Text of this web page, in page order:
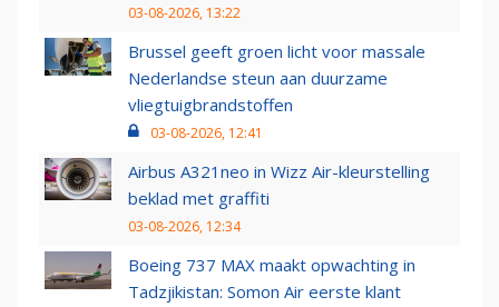
03-08-2026, 13:22
Brussel geeft groen licht voor massale
Nederlandse steun aan duurzame
vliegtuigbrandstoffen
03-08-2026, 12:41
Airbus A321neo in Wizz Air-kleurstelling
beklad met graffiti
03-08-2026, 12:34
Boeing 737 MAX maakt opwachting in
Tadzjikistan: Somon Air eerste klant